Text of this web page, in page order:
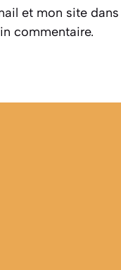
et mon site dans
commentaire.